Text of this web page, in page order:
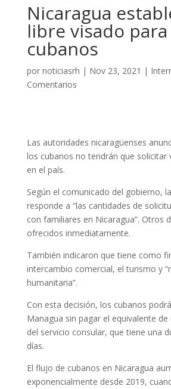
Nicaragua
libre visado
cubanos
por noticiasrh | Nov 23, 2021 |
Comentarios
Las autoridades nicaragüenses
los cubanos no tendrán que solicitar
en el país.
Según el comunicado del gobierno,
responde a “las cantidades de
con familiares en Nicaragua”. Otros
ofrecidos inmediatamente.
También indicaron que tiene como
intercambio comercial, el turismo y
humanitaria”.
Con esta decisión, los cubanos
Managua sin pagar el equivalente
del servicio consular, que tiene una
días.
El flujo de cubanos en Nicaragua
exponencialmente desde 2019,